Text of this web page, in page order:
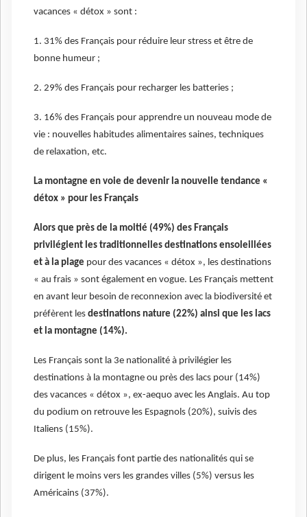
vacances « détox » sont :
1. 31% des Français pour réduire leur stress et être de
bonne humeur ;
2. 29% des Français pour recharger les batteries ;
3. 16% des Français pour apprendre un nouveau mode de
vie : nouvelles habitudes alimentaires saines, techniques
de relaxation, etc.
La montagne en voie de devenir la nouvelle tendance «
détox » pour les Français
Alors que près de la moitié (49%) des Français
privilégient les traditionnelles destinations ensoleillées
et à la plage pour des vacances « détox », les destinations
« au frais » sont également en vogue. Les Français mettent
en avant leur besoin de reconnexion avec la biodiversité et
préfèrent les destinations nature (22%) ainsi que les lacs
et la montagne (14%).
Les Français sont la 3e nationalité à privilégier les
destinations à la montagne ou près des lacs pour (14%)
des vacances « détox », ex-aequo avec les Anglais. Au top
du podium on retrouve les Espagnols (20%), suivis des
Italiens (15%).
De plus, les Français font partie des nationalités qui se
dirigent le moins vers les grandes villes (5%) versus les
Américains (37%).